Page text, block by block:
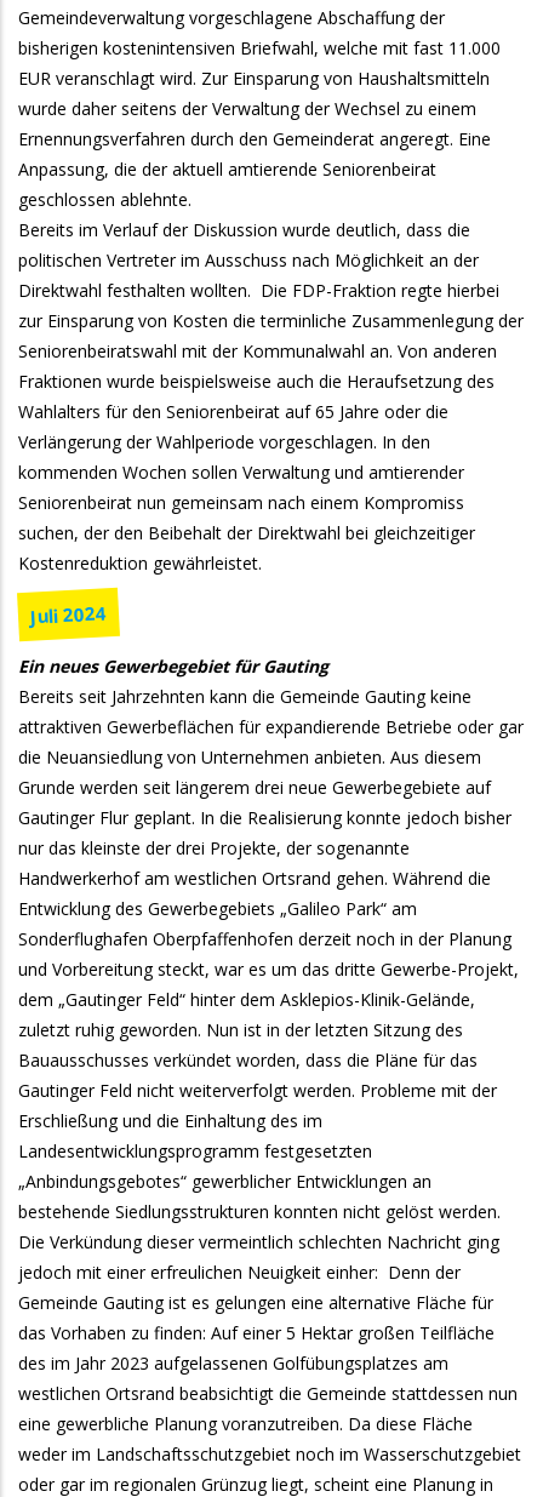
Gemeindeverwaltung vorgeschlagene Abschaffung der
bisherigen kostenintensiven Briefwahl, welche mit fast 11.000
EUR veranschlagt wird. Zur Einsparung von Haushaltsmitteln
wurde daher seitens der Verwaltung der Wechsel zu einem
Ernennungsverfahren durch den Gemeinderat angeregt. Eine
Anpassung, die der aktuell amtierende Seniorenbeirat
geschlossen ablehnte.
Bereits im Verlauf der Diskussion wurde deutlich, dass die
politischen Vertreter im Ausschuss nach Möglichkeit an der
Direktwahl festhalten wollten. Die FDP-Fraktion regte hierbei
zur Einsparung von Kosten die terminliche Zusammenlegung der
Seniorenbeiratswahl mit der Kommunalwahl an. Von anderen
Fraktionen wurde beispielsweise auch die Heraufsetzung des
Wahlalters für den Seniorenbeirat auf 65 Jahre oder die
Verlängerung der Wahlperiode vorgeschlagen. In den
kommenden Wochen sollen Verwaltung und amtierender
Seniorenbeirat nun gemeinsam nach einem Kompromiss
suchen, der den Beibehalt der Direktwahl bei gleichzeitiger
Kostenreduktion gewährleistet.
Juli 2024
Ein neues Gewerbegebiet für Gauting
Bereits seit Jahrzehnten kann die Gemeinde Gauting keine
attraktiven Gewerbeflächen für expandierende Betriebe oder gar
die Neuansiedlung von Unternehmen anbieten. Aus diesem
Grunde werden seit längerem drei neue Gewerbegebiete auf
Gautinger Flur geplant. In die Realisierung konnte jedoch bisher
nur das kleinste der drei Projekte, der sogenannte
Handwerkerhof am westlichen Ortsrand gehen. Während die
Entwicklung des Gewerbegebiets „Galileo Park“ am
Sonderflughafen Oberpfaffenhofen derzeit noch in der Planung
und Vorbereitung steckt, war es um das dritte Gewerbe-Projekt,
dem „Gautinger Feld“ hinter dem Asklepios-Klinik-Gelände,
zuletzt ruhig geworden. Nun ist in der letzten Sitzung des
Bauausschusses verkündet worden, dass die Pläne für das
Gautinger Feld nicht weiterverfolgt werden. Probleme mit der
Erschließung und die Einhaltung des im
Landesentwicklungsprogramm festgesetzten
„Anbindungsgebotes“ gewerblicher Entwicklungen an
bestehende Siedlungsstrukturen konnten nicht gelöst werden.
Die Verkündung dieser vermeintlich schlechten Nachricht ging
jedoch mit einer erfreulichen Neuigkeit einher: Denn der
Gemeinde Gauting ist es gelungen eine alternative Fläche für
das Vorhaben zu finden: Auf einer 5 Hektar großen Teilfläche
des im Jahr 2023 aufgelassenen Golfübungsplatzes am
westlichen Ortsrand beabsichtigt die Gemeinde stattdessen nun
eine gewerbliche Planung voranzutreiben. Da diese Fläche
weder im Landschaftsschutzgebiet noch im Wasserschutzgebiet
oder gar im regionalen Grünzug liegt, scheint eine Planung in